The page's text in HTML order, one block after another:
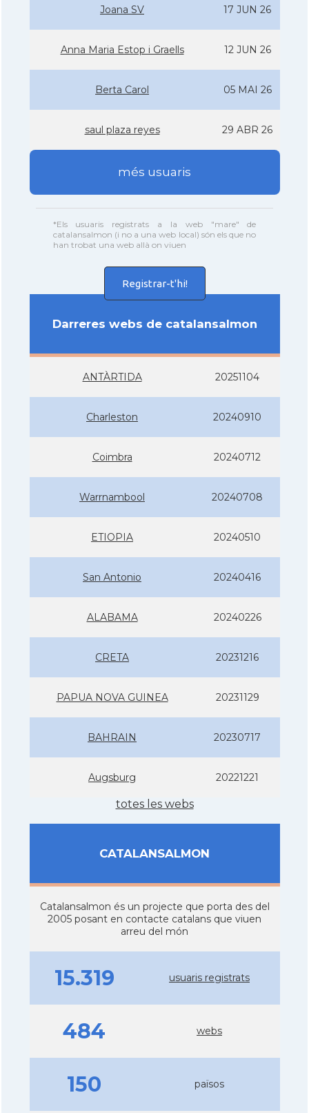
Joana SV 17 JUN 26
Anna Maria Estop i Graells 12 JUN 26
Berta Carol 05 MAI 26
saul plaza reyes 29 ABR 26
més usuaris
*Els usuaris registrats a la web "mare" de
catalansalmon (i no a una web local) són els que no
han trobat una web allà on viuen
Registrar-t'hi!
Darreres webs de catalansalmon
ANTÀRTIDA 20251104
Charleston 20240910
Coimbra 20240712
Warrnambool 20240708
ETIOPIA 20240510
San Antonio 20240416
ALABAMA 20240226
CRETA 20231216
PAPUA NOVA GUINEA 20231129
BAHRAIN 20230717
Augsburg 20221221
totes les webs
CATALANSALMON
Catalansalmon és un projecte que porta des del
2005 posant en contacte catalans que viuen
arreu del món
15.319 usuaris registrats
484 webs
150 països